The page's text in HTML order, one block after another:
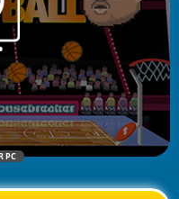
PC